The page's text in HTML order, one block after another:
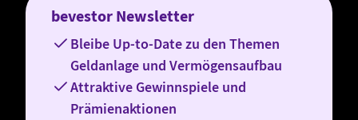
bevestor Newsletter
Bleibe Up-to-Date zu den Themen
Geldanlage und Vermögensaufbau
Attraktive Gewinnspiele und
Prämienaktionen